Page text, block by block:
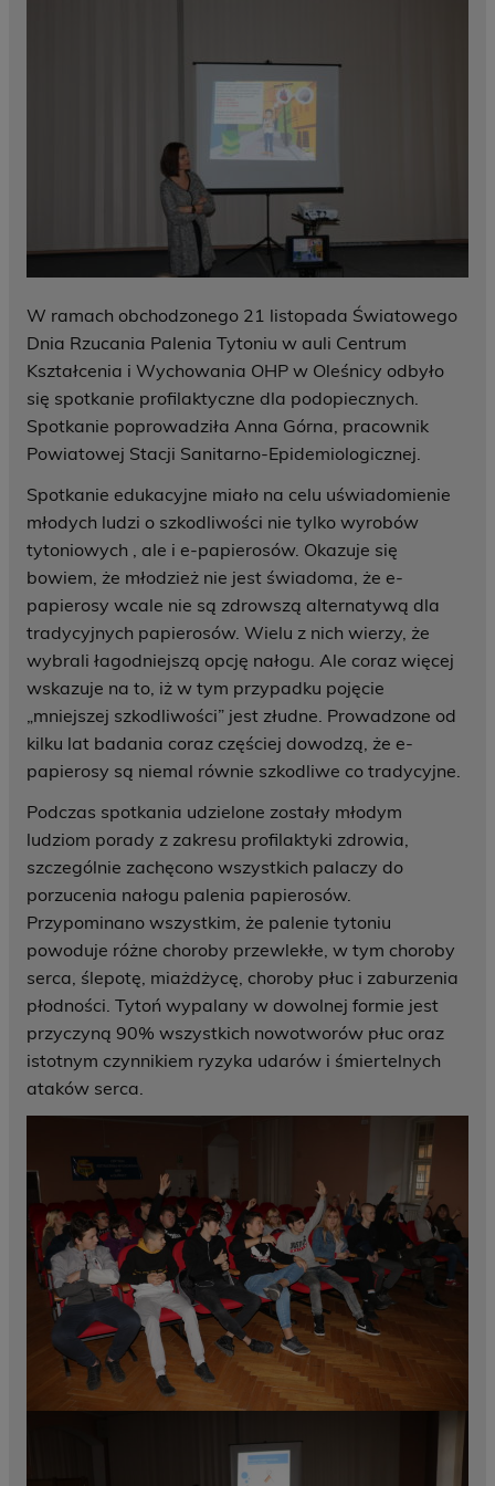
W ramach obchodzonego 21 listopada Światowego
Dnia Rzucania Palenia Tytoniu w auli Centrum
Kształcenia i Wychowania OHP w Oleśnicy odbyło
się spotkanie profilaktyczne dla podopiecznych.
Spotkanie poprowadziła Anna Górna, pracownik
Powiatowej Stacji Sanitarno-Epidemiologicznej.
Spotkanie edukacyjne miało na celu uświadomienie
młodych ludzi o szkodliwości nie tylko wyrobów
tytoniowych , ale i e-papierosów. Okazuje się
bowiem, że młodzież nie jest świadoma, że e-
papierosy wcale nie są zdrowszą alternatywą dla
tradycyjnych papierosów. Wielu z nich wierzy, że
wybrali łagodniejszą opcję nałogu. Ale coraz więcej
wskazuje na to, iż w tym przypadku pojęcie
„mniejszej szkodliwości” jest złudne. Prowadzone od
kilku lat badania coraz częściej dowodzą, że e-
papierosy są niemal równie szkodliwe co tradycyjne.
Podczas spotkania udzielone zostały młodym
ludziom porady z zakresu profilaktyki zdrowia,
szczególnie zachęcono wszystkich palaczy do
porzucenia nałogu palenia papierosów.
Przypominano wszystkim, że palenie tytoniu
powoduje różne choroby przewlekłe, w tym choroby
serca, ślepotę, miażdżycę, choroby płuc i zaburzenia
płodności. Tytoń wypalany w dowolnej formie jest
przyczyną 90% wszystkich nowotworów płuc oraz
istotnym czynnikiem ryzyka udarów i śmiertelnych
ataków serca.